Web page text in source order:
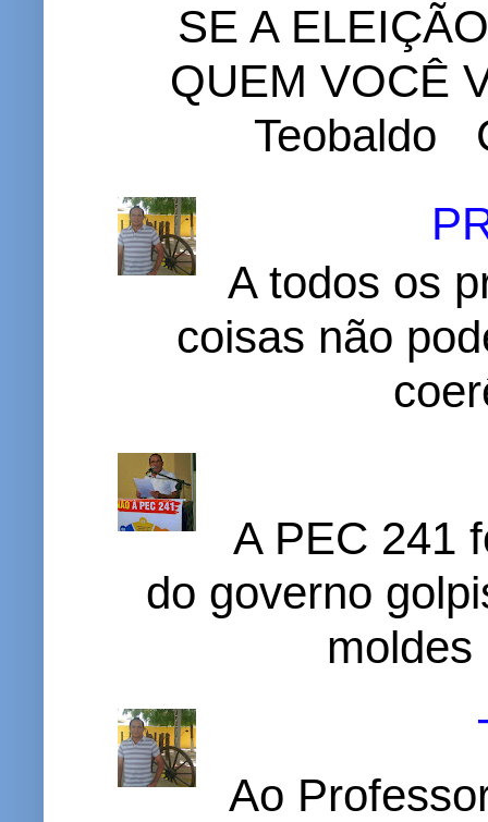
SE A
QUEM VOCÊ
Teobaldo
A todos os
coisas não
A PEC 241
do governo
Ao